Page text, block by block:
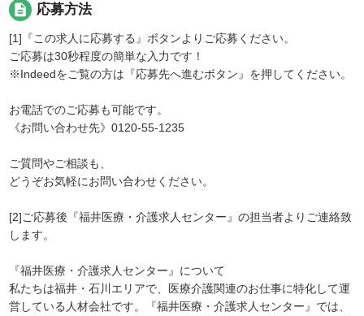
description 応募方法
[1]『この求人に応募する』ボタンよりご応募ください。
ご応募は30秒程度の簡単な入力です！
※Indeedをご覧の方は『応募先へ進むボタン』を押してください。
お電話でのご応募も可能です。
《お問い合わせ先》0120-55-1235
ご質問やご相談も、
どうぞお気軽にお問い合わせください。
[2]ご応募後『福井医療・介護求人センター』の担当者よりご連絡致
します。
『福井医療・介護求人センター』について
私たちは福井・石川エリアで、医療介護関連のお仕事に特化して運
営している人材会社です。『福井医療・介護求人センター』では、